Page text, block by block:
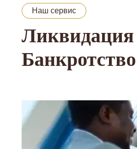
Наш сервис
Ликвидация
Банкротство